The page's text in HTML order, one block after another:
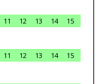
11 12 13 14
15
11 12 13 14
15